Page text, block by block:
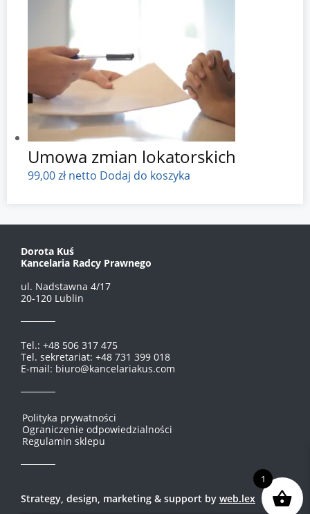
Umowa zmian lokatorskich
99,00zł netto Dodaj do koszyka
Dorota Kuś
Kancelaria Radcy Prawnego
ul. Nadstawna 4/17
20-120 Lublin
Tel.: +48 506 317 475
Tel. sekretariat: +48 731 399 018
E-mail: biuro@kancelariakus.com
Polityka prywatności
Ograniczenie odpowiedzialności
Regulamin sklepu
Strategy, design, marketing & support by web.lex
1